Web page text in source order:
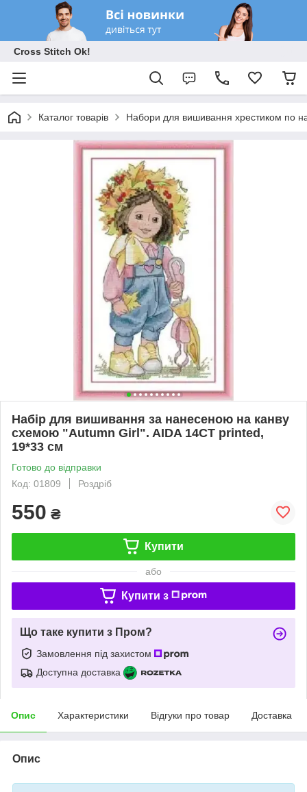
Cross Stitch Ok!
Каталог товарів Набори для вишивання хрестиком по
Набір для вишивання за нанесеною на канву
схемою "Autumn Girl". AIDA 14CT printed,
19*33 см
Готово до відправки
Код: 01809
Роздріб
550 ₴
Купити
або
Купити з
Що таке купити з Пром?
Замовлення під захистом
Доступна доставка
Опис Характеристики Відгуки про товар Доставка
Опис